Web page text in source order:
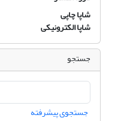
شاپا چاپی
شاپا الکترونیکی
جستجو
جستجوی پیشرفته